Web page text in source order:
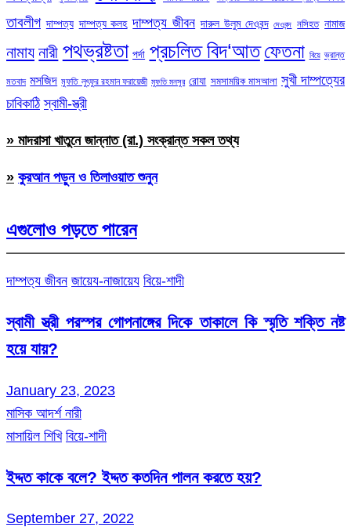
তাবলীগ দাম্পত্য দাম্পত্য কলহ দাম্পত্য জীবন দারুল উলুম দেওবন্দ দেওবন্দ নসিহত নামাজ
নামায নারী পথভ্রষ্টতা পর্দা প্রচলিত বিদ‘আত ফেতনা বিয়ে ভ্রান্ত
মতবাদ মসজিদ মুফতি লুৎফুর রহমান ফরায়েজী মুফতি মনসুর রোযা সমসাময়িক মাসআলা সুখী দাম্পত্যের
চাবিকাঠি স্বামী-স্ত্রী
» মাদরাসা খাতুনে জান্নাত (রা.) সংক্রান্ত সকল তথ্য
» কুরআন পড়ুন ও তিলাওয়াত শুনুন
এগুলোও পড়তে পারেন
দাম্পত্য জীবন জায়েয-নাজায়েয বিয়ে-শাদী
স্বামী স্ত্রী পরস্পর গোপনাঙ্গের দিকে তাকালে কি স্মৃতি শক্তি নষ্ট
হয়ে যায়?
January 23, 2023
মাসিক আদর্শ নারী
মাসায়িল শিখি বিয়ে-শাদী
ইদ্দত কাকে বলে? ইদ্দত কতদিন পালন করতে হয়?
September 27, 2022